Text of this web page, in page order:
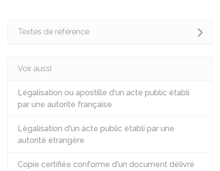
Textes de référence
Voir aussi
Légalisation ou apostille d'un acte public établi
par une autorité française
Légalisation d'un acte public établi par une
autorité étrangère
Copie certifiée conforme d'un document délivré